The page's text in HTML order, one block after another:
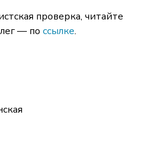
проверка, читайте
— по ссылке.